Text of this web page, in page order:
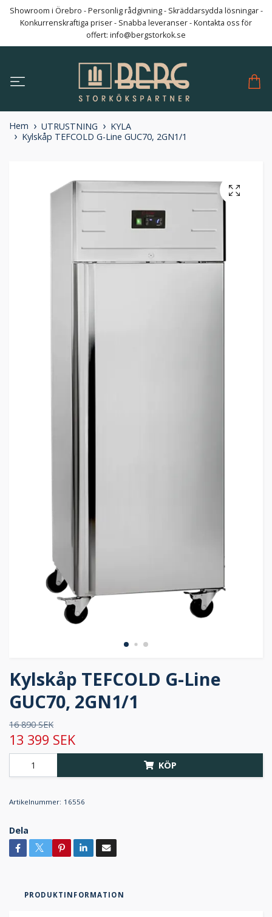
Showroom i Örebro - Personlig rådgivning - Skräddarsydda lösningar -
Konkurrenskraftiga priser - Snabba leveranser - Kontakta oss för
offert: info@bergstorkok.se
Hem UTRUSTNING
KYLA
Kylskåp TEFCOLD G-Line GUC70, 2GN1/1
Kylskåp TEFCOLD G-Line
GUC70, 2GN1/1
16 890 SEK
13 399 SEK
KÖP
Artikelnummer: 16556
Dela
PRODUKTINFORMATION